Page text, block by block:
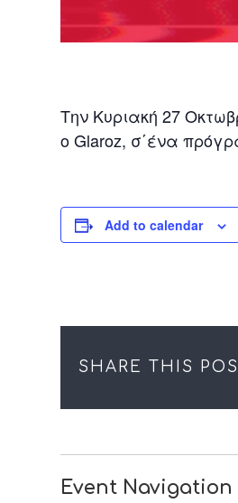
Την Κυριακή 27
ο Glaroz, σ΄ένα
Add to calendar
SHARE THIS
Event Navigation